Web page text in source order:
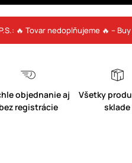
🔥 Tovar nedoplňujeme 🔥 –
objednanie aj
registrácie
Všetky
sklade